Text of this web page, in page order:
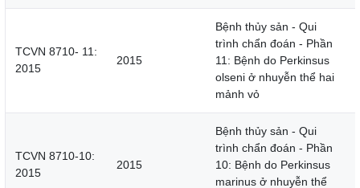
TCVN 8710- 11:
2015
2015
Bệnh thủy sản - Qui
trình chẩn đoán - Phần
11: Bệnh do Perkinsus
olseni ở nhuyễn thể hai
mảnh vỏ
TCVN 8710-10:
2015
2015
Bệnh thủy sản - Qui
trình chẩn đoán - Phần
10: Bệnh do Perkinsus
marinus ở nhuyễn thể